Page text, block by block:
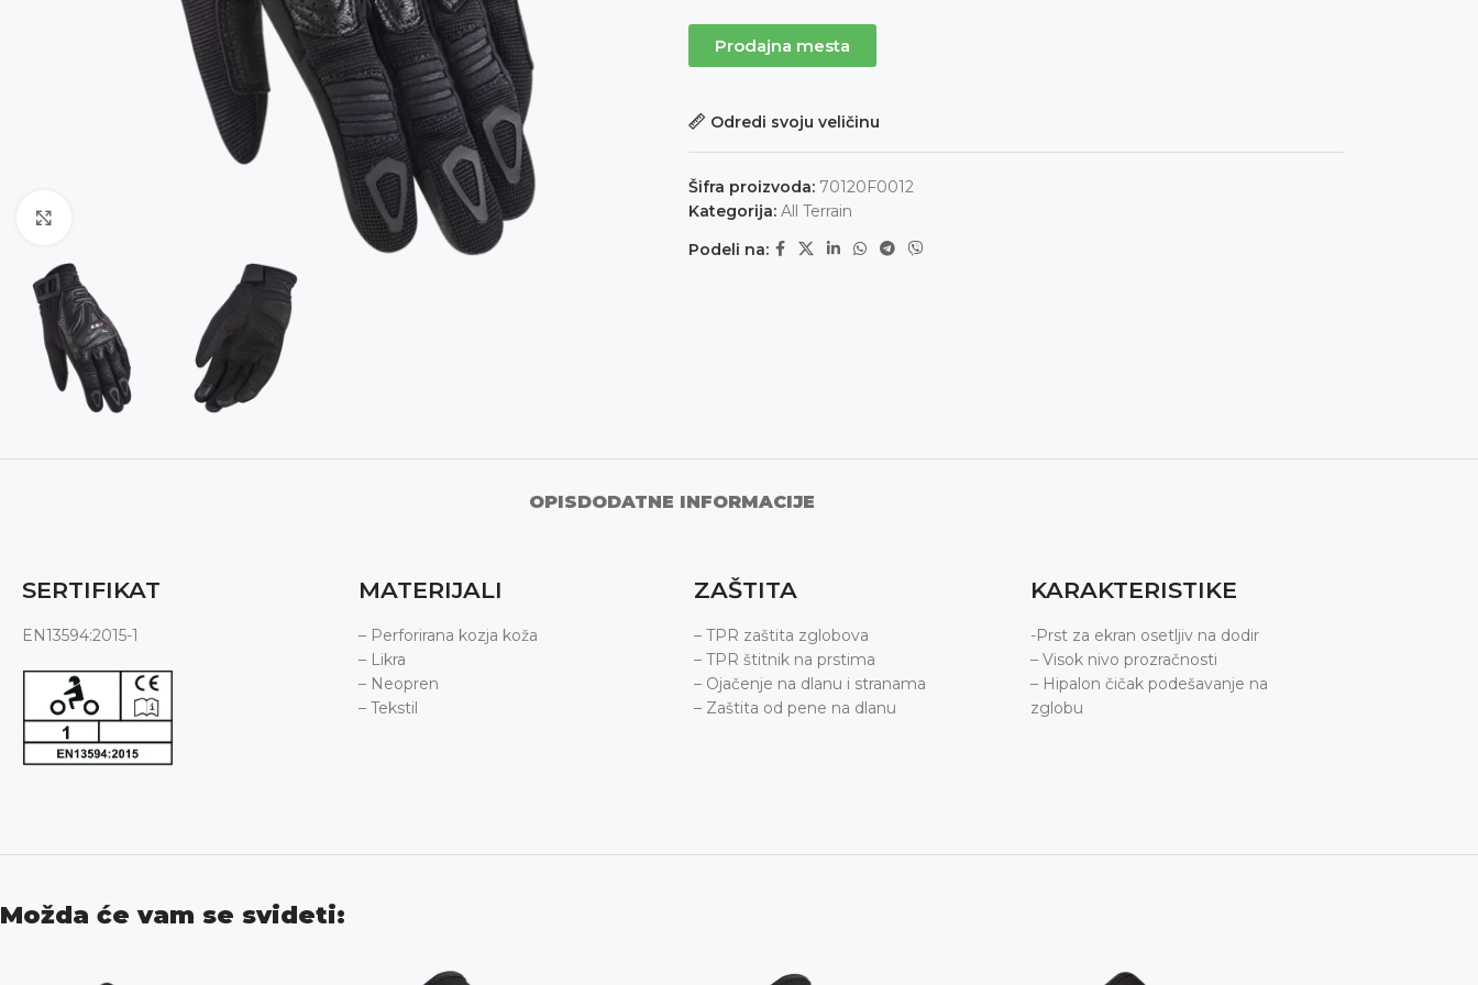
Prodajna mesta
Odredi svoju veličinu
Šifra proizvoda: 70120F0012
Kategorija: All Terrain
Podeli na:
OPISDODATNE INFORMACIJE
SERTIFIKAT
EN13594:2015-1
MATERIJALI
– Perforirana kozja koža
– Likra
– Neopren
– Tekstil
ZAŠTITA
– TPR zaštita zglobova
– TPR štitnik na prstima
– Ojačenje na dlanu i stranama
– Zaštita od pene na dlanu
KARAKTERISTIKE
-Prst za ekran osetljiv na dodir
– Visok nivo prozračnosti
– Hipalon čičak podešavanje na
zglobu
Možda će vam se svideti: